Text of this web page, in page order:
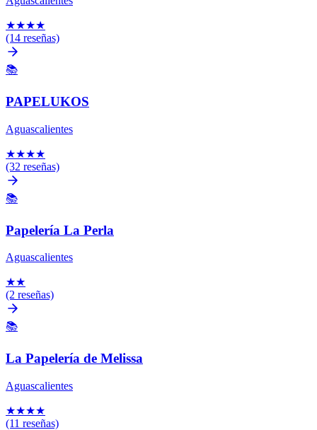
★★★★
(14 reseñas)
📚
PAPELUKOS
Aguascalientes
★★★★
(32 reseñas)
📚
Papelería La Perla
Aguascalientes
★★
(2 reseñas)
📚
La Papelería de Melissa
Aguascalientes
★★★★
(11 reseñas)